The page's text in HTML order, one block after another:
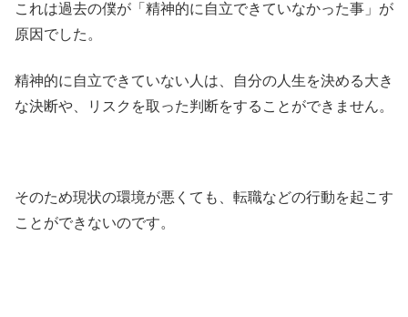
これは過去の僕が「精神的に自立できていなかった事」が
原因でした。
精神的に自立できていない人は、自分の人生を決める大き
な決断や、リスクを取った判断をすることができません。
そのため現状の環境が悪くても、転職などの行動を起こす
ことができないのです。